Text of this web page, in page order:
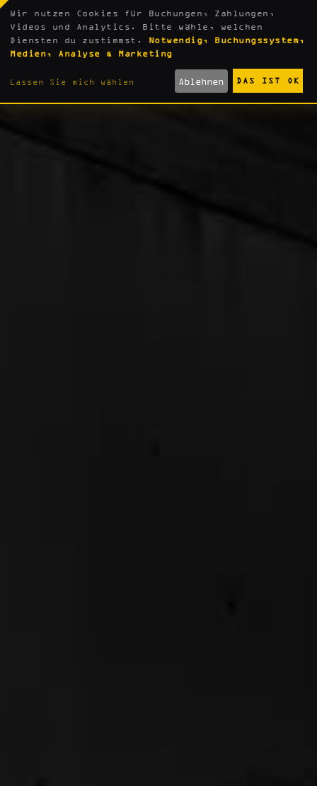
Wir nutzen Cookies für Buchungen, Zahlungen,
Videos und Analytics. Bitte wähle, welchen
Diensten du zustimmst.
Notwendig, Buchungssystem,
Medien, Analyse & Marketing
Lassen Sie mich wählen Ablehnen DAS IST OK